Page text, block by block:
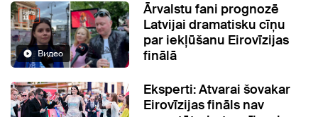
Видео
Ārvalstu fani prognozē
Latvijai dramatisku cīņu
par iekļūšanu Eirovīzijas
finālā
Eksperti: Atvarai šovakar
Eirovīzijas fināls nav